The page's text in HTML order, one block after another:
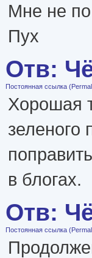
Мне не
Пух
Отв:
Постоянная ссылка
Хорошая
в блогах.
Отв:
Постоянная ссылка